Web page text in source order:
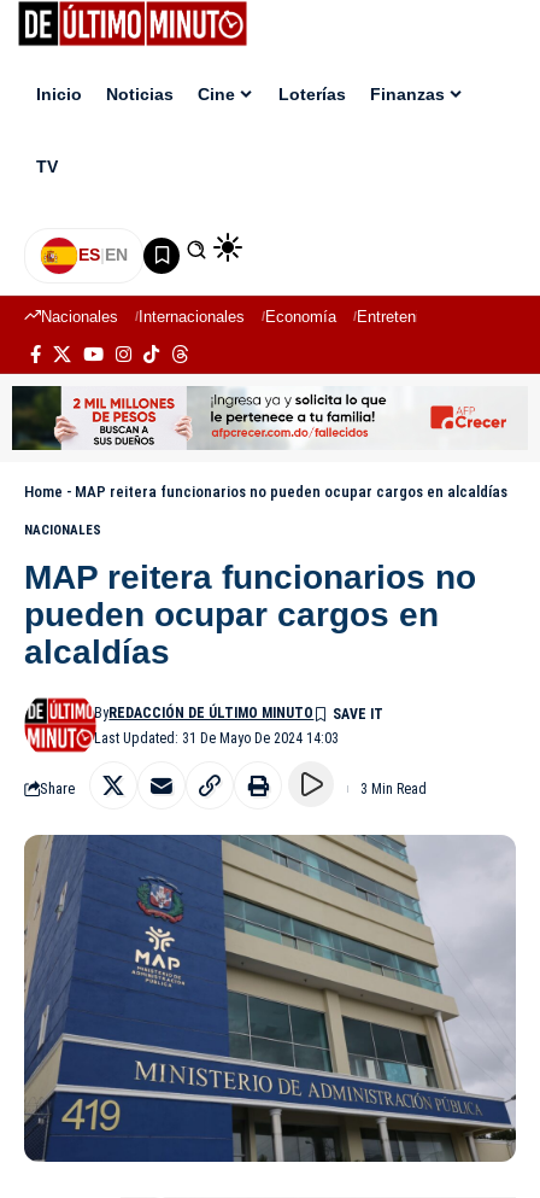
Inicio Noticias Cine Loterías Finanzas
TV
ES|EN
Nacionales Internacionales Economía Entretenimiento
Home - MAP reitera funcionarios no pueden ocupar cargos en alcaldías
NACIONALES
MAP reitera funcionarios no
pueden ocupar cargos en
alcaldías
Last Updated: 31 De Mayo De 2024 14:03
ByREDACCIÓN DE ÚLTIMO MINUTO
Share 3 Min Read